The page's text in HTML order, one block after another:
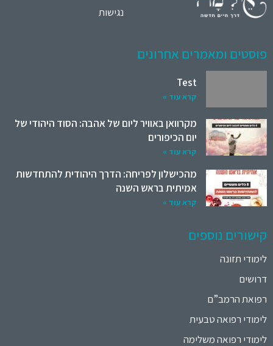
נגישות
פוסטים ומאמרים אחרונים
Test
קרא עוד »
מקרוואן באוויר ליום של אהבה: הסוד היהודי של
יום הכיפורים
קרא עוד »
מהכישלון לפריחה: הדרך היהודית להתחדשות
אמיתית בראש השנה
קרא עוד »
קישורים נוספים
לימודי תזונה
דרושים
רפואת הרמב”ם
לימודי רפואה טבעית
לימודי רפואה משלימה